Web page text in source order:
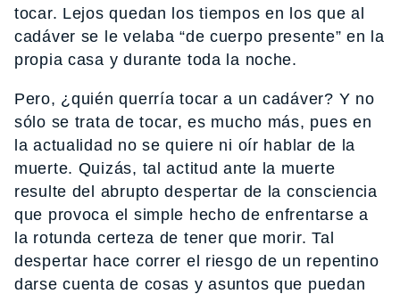
tocar. Lejos quedan los tiempos en los que al
cadáver se le velaba “de cuerpo presente” en la
propia casa y durante toda la noche.
Pero, ¿quién querría tocar a un cadáver? Y no
sólo se trata de tocar, es mucho más, pues en
la actualidad no se quiere ni oír hablar de la
muerte. Quizás, tal actitud ante la muerte
resulte del abrupto despertar de la consciencia
que provoca el simple hecho de enfrentarse a
la rotunda certeza de tener que morir. Tal
despertar hace correr el riesgo de un repentino
darse cuenta de cosas y asuntos que puedan